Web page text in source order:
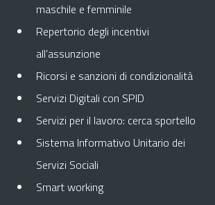
maschile e femminile
Repertorio degli incentivi
all’assunzione
Ricorsi e sanzioni di condizionalità
Servizi Digitali con SPID
Servizi per il lavoro: cerca sportello
Sistema Informativo Unitario dei
Servizi Sociali
Smart working